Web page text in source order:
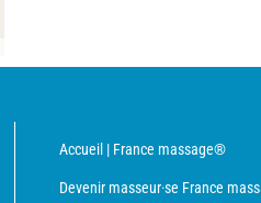
Accueil | France massage®
Devenir masseur·se France